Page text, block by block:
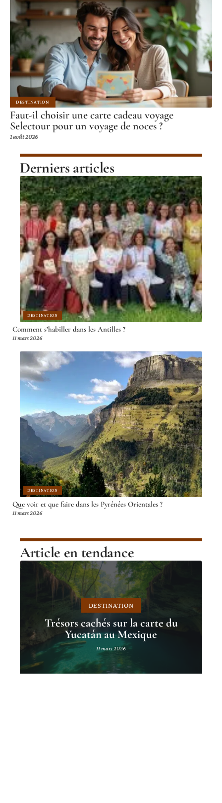
DESTINATION
Faut-il choisir une carte cadeau voyage
Selectour pour un voyage de noces ?
1 août 2026
Derniers articles
DESTINATION
Comment s’habiller dans les Antilles ?
11 mars 2026
DESTINATION
Que voir et que faire dans les Pyrénées Orientales ?
11 mars 2026
Article en tendance
DESTINATION
Trésors cachés sur la carte du
Yucatán au Mexique
11 mars 2026